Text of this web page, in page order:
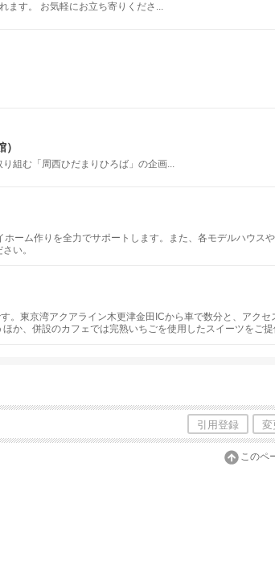
ます。 お気軽にお立ち寄りくださ...
組む「周西ひだまりひろば」の企画...
ーム作りを全力でサポートします。また、各モデルハウス
い。
。東京湾アクアライン木更津金田ICから車で数分と、アクセ
か、併設のカフェでは完熟いちごを使用したスイーツをご
引用登録 変
このペ